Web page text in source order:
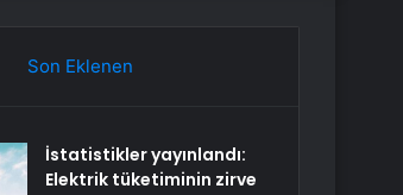
Son Eklenen
İstatistikler yayınlandı:
Elektrik tüketiminin zirve